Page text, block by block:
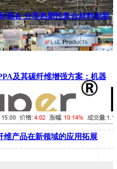
展会 分享热塑性复合材料创新
及其碳纤维增强方案：机器
维产品在新领域的应用拓展